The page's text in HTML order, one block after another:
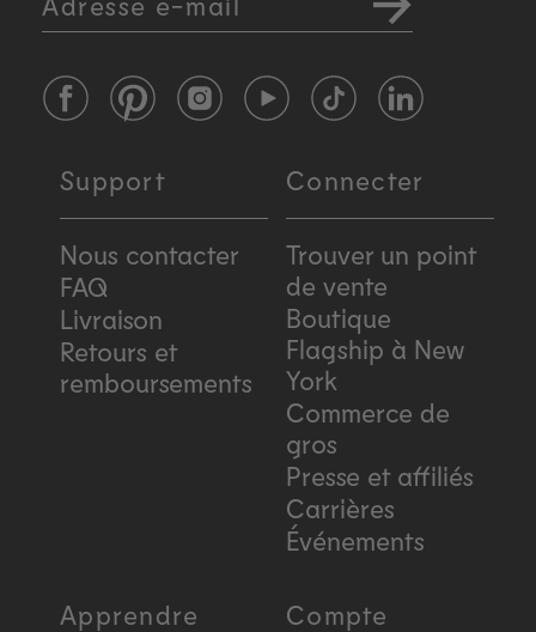
FacebookPinterestInstagramYouTubeTikTokLinkedIn
Support
Nous contacter
FAQ
Livraison
Retours et
remboursements
Connecter
Trouver un point
de vente
Boutique
Flagship à New
York
Commerce de
gros
Presse et affiliés
Carrières
Événements
Apprendre Compte